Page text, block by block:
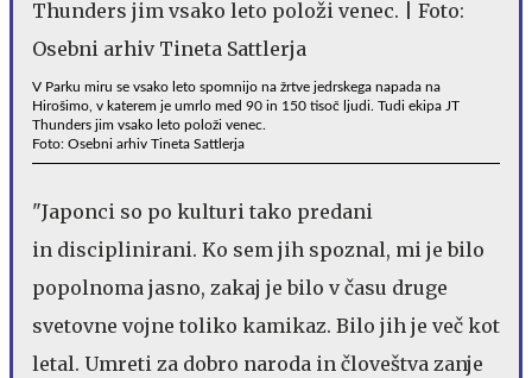
V Parku miru se vsako leto spomnijo na žrtve jedrskega napada na
Hirošimo, v katerem je umrlo med 90 in 150 tisoč ljudi. Tudi ekipa JT
Thunders jim vsako leto položi venec.
Foto: Osebni arhiv Tineta Sattlerja
"Japonci so po kulturi tako predani
in disciplinirani. Ko sem jih spoznal, mi je bilo
popolnoma jasno, zakaj je bilo v času druge
svetovne vojne toliko kamikaz. Bilo jih je več kot
letal. Umreti za dobro naroda in človeštva zanje